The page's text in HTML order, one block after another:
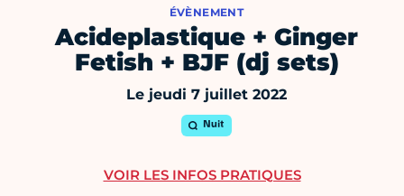
ÉVÈNEMENT
Acideplastique + Ginger
Fetish + BJF (dj sets)
Le jeudi 7 juillet 2022
Nuit
VOIR LES INFOS PRATIQUES